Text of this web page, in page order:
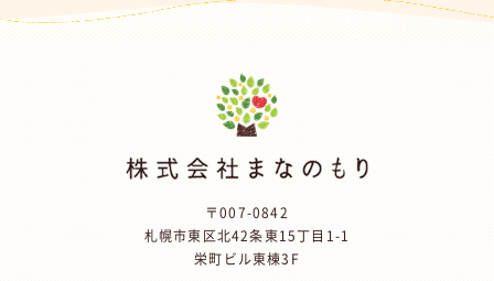
〒007-0842
札幌市東区北42条東15丁目1-1
栄町ビル東棟3F